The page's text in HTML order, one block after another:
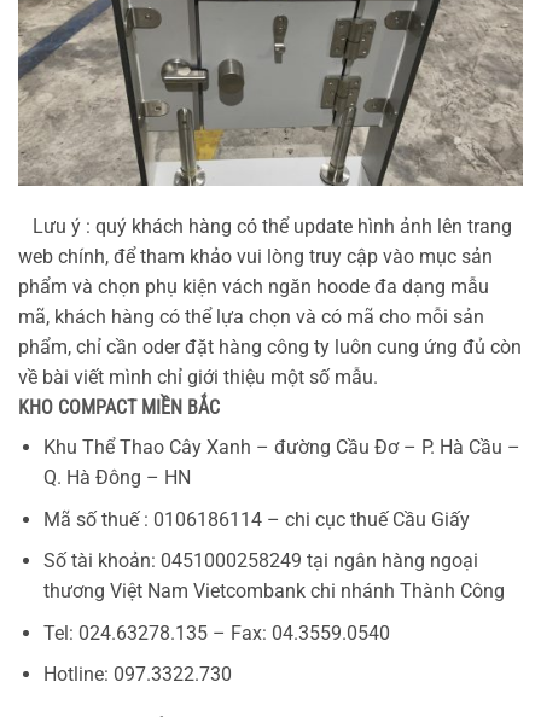
Lưu ý : quý khách hàng có thể update hình ảnh lên trang
web chính, để tham khảo vui lòng truy cập vào mục sản
phẩm và chọn phụ kiện vách ngăn hoode đa dạng mẫu
mã, khách hàng có thể lựa chọn và có mã cho mỗi sản
phẩm, chỉ cần oder đặt hàng công ty luôn cung ứng đủ còn
về bài viết mình chỉ giới thiệu một số mẫu.
KHO COMPACT MIỀN BẮC
Khu Thể Thao Cây Xanh – đường Cầu Đơ – P. Hà Cầu –
Q. Hà Đông – HN
Mã số thuế : 0106186114 – chi cục thuế Cầu Giấy
Số tài khoản: 0451000258249 tại ngân hàng ngoại
thương Việt Nam Vietcombank chi nhánh Thành Công
Tel: 024.63278.135 – Fax: 04.3559.0540
Hotline: 097.3322.730